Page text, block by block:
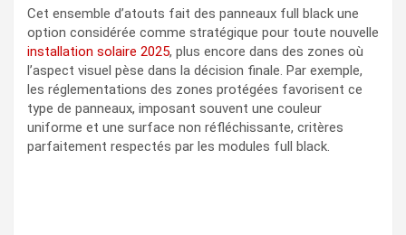
Cet ensemble d’atouts fait des panneaux full black une
option considérée comme stratégique pour toute nouvelle
installation solaire 2025, plus encore dans des zones où
l’aspect visuel pèse dans la décision finale. Par exemple,
les réglementations des zones protégées favorisent ce
type de panneaux, imposant souvent une couleur
uniforme et une surface non réfléchissante, critères
parfaitement respectés par les modules full black.